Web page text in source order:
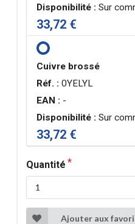
Disponibilité : Sur
33,72 €
Cuivre brossé
Réf. : 0YELYL
EAN : -
Disponibilité : Sur
33,72 €
Quantité
Ajouter aux